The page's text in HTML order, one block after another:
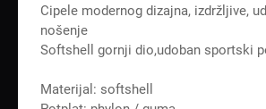
Cipele modernog dizajna, izdržljive,
nošenje
Softshell gornji dio,udoban sportski
Materijal: softshell